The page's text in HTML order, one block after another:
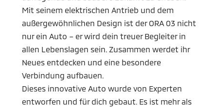
Mit seinem elektrischen Antrieb und dem
außergewöhnlichen Design ist der ORA 03 nicht
nur ein Auto – er wird dein treuer Begleiter in
allen Lebenslagen sein. Zusammen werdet ihr
Neues entdecken und eine besondere
Verbindung aufbauen.
Dieses innovative Auto wurde von Experten
entworfen und für dich gebaut. Es ist mehr als